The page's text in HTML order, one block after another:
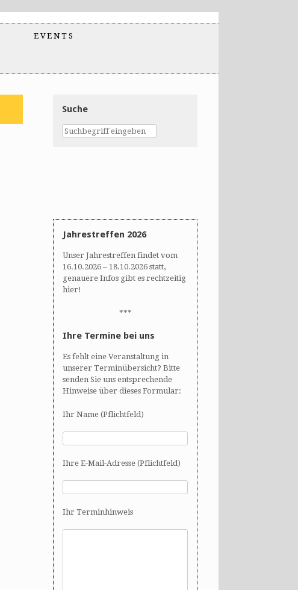
EVENTS
Suche
Jahrestreffen 2026
Unser Jahrestreffen findet vom
16.10.2026 – 18.10.2026 statt,
genauere Infos gibt es rechtzeitig
hier!
***
Ihre Termine bei uns
Es fehlt eine Veranstaltung in
unserer Terminübersicht? Bitte
senden Sie uns entsprechende
Hinweise über dieses Formular:
Ihr Name (Pflichtfeld)
Ihre E-Mail-Adresse (Pflichtfeld)
Ihr Terminhinweis